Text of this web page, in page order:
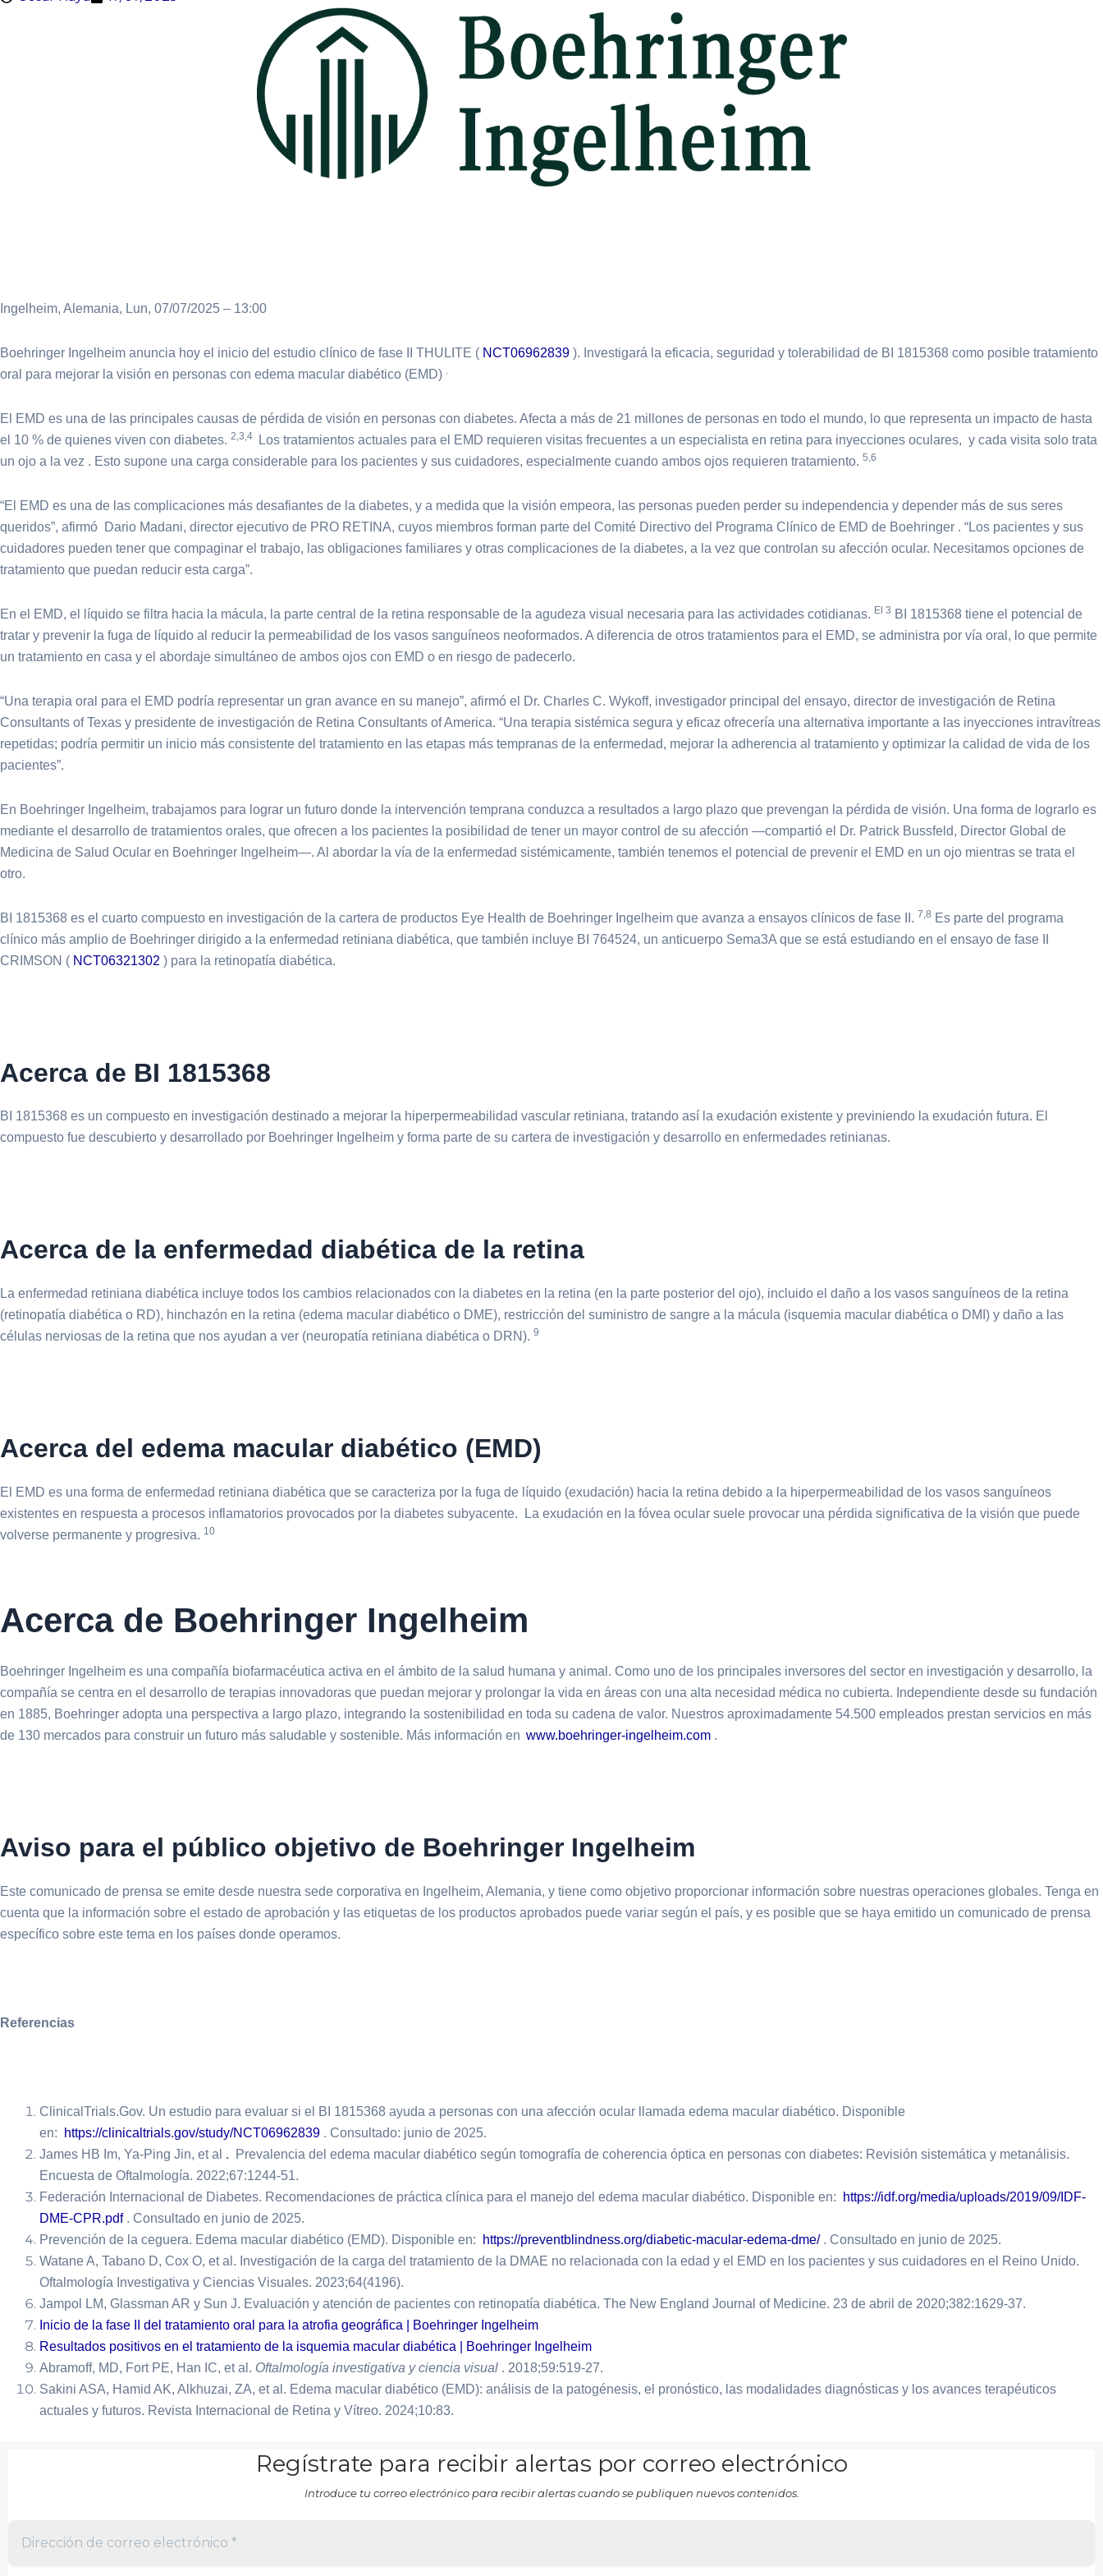
Ingelheim, Alemania, Lun, 07/07/2025 – 13:00
Boehringer Ingelheim anuncia hoy el inicio del estudio clínico de fase II THULITE ( NCT06962839 ). Investigará la eficacia, seguridad y tolerabilidad de BI 1815368 como posible tratamiento
oral para mejorar la visión en personas con edema macular diabético (EMD) .
El EMD es una de las principales causas de pérdida de visión en personas con diabetes. Afecta a más de 21 millones de personas en todo el mundo, lo que representa un impacto de hasta
el 10 % de quienes viven con diabetes. 2,3,4 Los tratamientos actuales para el EMD requieren visitas frecuentes a un especialista en retina para inyecciones oculares, y cada visita solo trata
un ojo a la vez . Esto supone una carga considerable para los pacientes y sus cuidadores, especialmente cuando ambos ojos requieren tratamiento. 5,6
“El EMD es una de las complicaciones más desafiantes de la diabetes, y a medida que la visión empeora, las personas pueden perder su independencia y depender más de sus seres
queridos”, afirmó Dario Madani, director ejecutivo de PRO RETINA, cuyos miembros forman parte del Comité Directivo del Programa Clínico de EMD de Boehringer . “Los pacientes y sus
cuidadores pueden tener que compaginar el trabajo, las obligaciones familiares y otras complicaciones de la diabetes, a la vez que controlan su afección ocular. Necesitamos opciones de
tratamiento que puedan reducir esta carga”.
En el EMD, el líquido se filtra hacia la mácula, la parte central de la retina responsable de la agudeza visual necesaria para las actividades cotidianas. El 3 BI 1815368 tiene el potencial de
tratar y prevenir la fuga de líquido al reducir la permeabilidad de los vasos sanguíneos neoformados. A diferencia de otros tratamientos para el EMD, se administra por vía oral, lo que permite
un tratamiento en casa y el abordaje simultáneo de ambos ojos con EMD o en riesgo de padecerlo.
“Una terapia oral para el EMD podría representar un gran avance en su manejo”, afirmó el Dr. Charles C. Wykoff, investigador principal del ensayo, director de investigación de Retina
Consultants of Texas y presidente de investigación de Retina Consultants of America. “Una terapia sistémica segura y eficaz ofrecería una alternativa importante a las inyecciones intravítreas
repetidas; podría permitir un inicio más consistente del tratamiento en las etapas más tempranas de la enfermedad, mejorar la adherencia al tratamiento y optimizar la calidad de vida de los
pacientes”.
En Boehringer Ingelheim, trabajamos para lograr un futuro donde la intervención temprana conduzca a resultados a largo plazo que prevengan la pérdida de visión. Una forma de lograrlo es
mediante el desarrollo de tratamientos orales, que ofrecen a los pacientes la posibilidad de tener un mayor control de su afección —compartió el Dr. Patrick Bussfeld, Director Global de
Medicina de Salud Ocular en Boehringer Ingelheim—. Al abordar la vía de la enfermedad sistémicamente, también tenemos el potencial de prevenir el EMD en un ojo mientras se trata el
otro.
BI 1815368 es el cuarto compuesto en investigación de la cartera de productos Eye Health de Boehringer Ingelheim que avanza a ensayos clínicos de fase II. 7,8 Es parte del programa
clínico más amplio de Boehringer dirigido a la enfermedad retiniana diabética, que también incluye BI 764524, un anticuerpo Sema3A que se está estudiando en el ensayo de fase II
CRIMSON ( NCT06321302 ) para la retinopatía diabética.
Acerca de BI 1815368
BI 1815368 es un compuesto en investigación destinado a mejorar la hiperpermeabilidad vascular retiniana, tratando así la exudación existente y previniendo la exudación futura. El
compuesto fue descubierto y desarrollado por Boehringer Ingelheim y forma parte de su cartera de investigación y desarrollo en enfermedades retinianas.
Acerca de la enfermedad diabética de la retina
La enfermedad retiniana diabética incluye todos los cambios relacionados con la diabetes en la retina (en la parte posterior del ojo), incluido el daño a los vasos sanguíneos de la retina
(retinopatía diabética o RD), hinchazón en la retina (edema macular diabético o DME), restricción del suministro de sangre a la mácula (isquemia macular diabética o DMI) y daño a las
células nerviosas de la retina que nos ayudan a ver (neuropatía retiniana diabética o DRN). 9
Acerca del edema macular diabético (EMD)
El EMD es una forma de enfermedad retiniana diabética que se caracteriza por la fuga de líquido (exudación) hacia la retina debido a la hiperpermeabilidad de los vasos sanguíneos
existentes en respuesta a procesos inflamatorios provocados por la diabetes subyacente.
La exudación en la fóvea ocular suele provocar una pérdida significativa de la visión que puede
volverse permanente y progresiva. 10
Acerca de Boehringer Ingelheim
Boehringer Ingelheim es una compañía biofarmacéutica activa en el ámbito de la salud humana y animal. Como uno de los principales inversores del sector en investigación y desarrollo, la
compañía se centra en el desarrollo de terapias innovadoras que puedan mejorar y prolongar la vida en áreas con una alta necesidad médica no cubierta. Independiente desde su fundación
en 1885, Boehringer adopta una perspectiva a largo plazo, integrando la sostenibilidad en toda su cadena de valor. Nuestros aproximadamente 54.500 empleados prestan servicios en más
de 130 mercados para construir un futuro más saludable y sostenible. Más información en www.boehringer-ingelheim.com .
Aviso para el público objetivo de Boehringer Ingelheim
Este comunicado de prensa se emite desde nuestra sede corporativa en Ingelheim, Alemania, y tiene como objetivo proporcionar información sobre nuestras operaciones globales. Tenga en
cuenta que la información sobre el estado de aprobación y las etiquetas de los productos aprobados puede variar según el país, y es posible que se haya emitido un comunicado de prensa
específico sobre este tema en los países donde operamos.
Referencias
ClinicalTrials.Gov. Un estudio para evaluar si el BI 1815368 ayuda a personas con una afección ocular llamada edema macular diabético. Disponible
en:
https://clinicaltrials.gov/study/NCT06962839 . Consultado: junio de 2025.
James HB Im, Ya-Ping Jin, et al . Prevalencia del edema macular diabético según tomografía de coherencia óptica en personas con diabetes: Revisión sistemática y metanálisis.
Encuesta de Oftalmología. 2022;67:1244-51.
Federación Internacional de Diabetes. Recomendaciones de práctica clínica para el manejo del edema macular diabético. Disponible en:
https://idf.org/media/uploads/2019/09/IDF-
DME-CPR.pdf. Consultado en junio de 2025.
Prevención de la ceguera. Edema macular diabético (EMD). Disponible en:
https://preventblindness.org/diabetic-macular-edema-dme/. Consultado en junio de 2025.
Watane A, Tabano D, Cox O, et al. Investigación de la carga del tratamiento de la DMAE no relacionada con la edad y el EMD en los pacientes y sus cuidadores en el Reino Unido.
Oftalmología Investigativa y Ciencias Visuales. 2023;64(4196).
Jampol LM, Glassman AR y Sun J. Evaluación y atención de pacientes con retinopatía diabética. The New England Journal of Medicine. 23 de abril de 2020;382:1629-37.
Inicio de la fase II del tratamiento oral para la atrofia geográfica | Boehringer Ingelheim
Resultados positivos en el tratamiento de la isquemia macular diabética | Boehringer Ingelheim
Abramoff, MD, Fort PE, Han IC, et al. Oftalmología investigativa y ciencia visual . 2018;59:519-27.
Sakini ASA, Hamid AK, Alkhuzai, ZA, et al. Edema macular diabético (EMD): análisis de la patogénesis, el pronóstico, las modalidades diagnósticas y los avances terapéuticos
actuales y futuros. Revista Internacional de Retina y Vítreo. 2024;10:83.
Regístrate para recibir alertas por correo electrónico
Introduce tu correo electrónico para recibir alertas cuando se publiquen nuevos contenidos.